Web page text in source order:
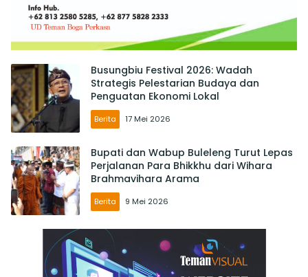
Busungbiu Festival 2026: Wadah
Strategis Pelestarian Budaya dan
Penguatan Ekonomi Lokal
Berita 17 Mei 2026
Bupati dan Wabup Buleleng Turut Lepas
Perjalanan Para Bhikkhu dari Wihara
Brahmavihara Arama
Berita 9 Mei 2026